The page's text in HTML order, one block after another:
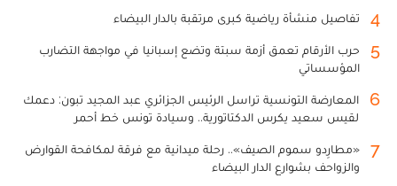
4 تفاصيل منشأة رياضية كبرى مرتقبة بالدار البيضاء
5
حرب الأرقام تعمق أزمة سبتة وتضع إسبانيا في مواجهة التضارب
المؤسساتي
6
المعارضة التونسية تراسل الرئيس الجزائري عبد المجيد تبون: دعمك
لقيس سعيد يكرس الدكتاتورية.. وسيادة تونس خط أحمر
7
«مطارِدو سموم الصيف».. رحلة ميدانية مع فرقة لمكافحة القوارض
والزواحف بشوارع الدار البيضاء